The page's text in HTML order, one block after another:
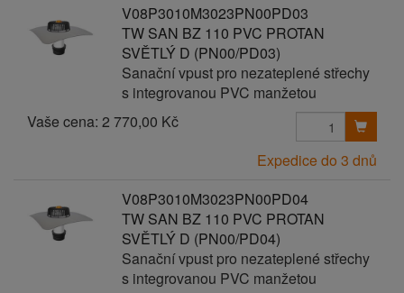
V08P3010M3023PN00PD03
TW SAN BZ 110 PVC PROTAN
SVĚTLÝ D (PN00/PD03)
Sanační vpust pro nezateplené střechy
s integrovanou PVC manžetou
Vaše cena: 2 770,00 Kč
Expedice do 3 dnů
V08P3010M3023PN00PD04
TW SAN BZ 110 PVC PROTAN
SVĚTLÝ D (PN00/PD04)
Sanační vpust pro nezateplené střechy
s integrovanou PVC manžetou